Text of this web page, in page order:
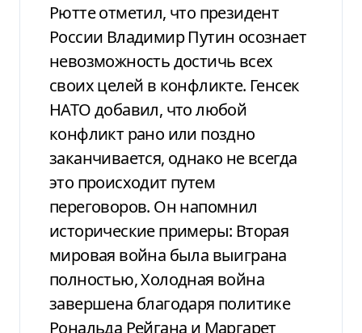
Рютте отметил, что президент
России Владимир Путин осознает
невозможность достичь всех
своих целей в конфликте. Генсек
НАТО добавил, что любой
конфликт рано или поздно
заканчивается, однако не всегда
это происходит путем
переговоров. Он напомнил
исторические примеры: Вторая
мировая война была выиграна
полностью, Холодная война
завершена благодаря политике
Рональда Рейгана и Маргарет